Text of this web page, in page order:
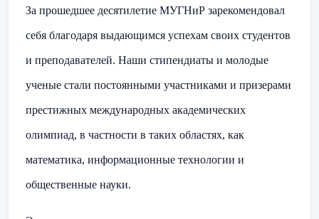
За прошедшее десятилетие МУГНиР зарекомендовал
себя благодаря выдающимся успехам своих студентов
и преподавателей. Наши стипендиаты и молодые
ученые стали постоянными участниками и призерами
престижных международных академических
олимпиад, в частности в таких областях, как
математика, информационные технологии и
общественные науки.